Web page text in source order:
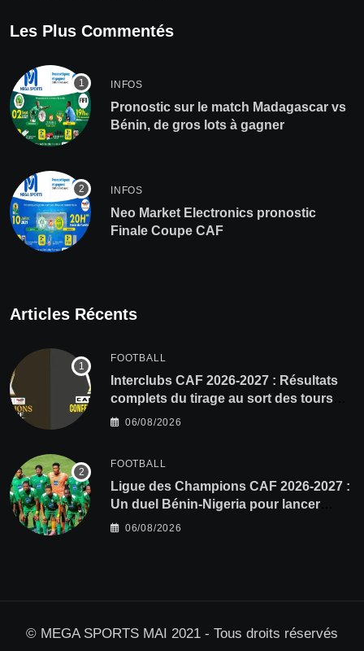
Les Plus Commentés
INFOS
Pronostic sur le match Madagascar vs
Bénin, de gros lots à gagner
INFOS
Neo Market Electronics pronostic
Finale Coupe CAF
Articles Récents
FOOTBALL
Interclubs CAF 2026-2027 : Résultats
complets du tirage au sort des tours
préliminaires
06/08/2026
FOOTBALL
Ligue des Champions CAF 2026-2027 :
Un duel Bénin-Nigeria pour lancer
l’aventure de Sobemap FC
06/08/2026
© MEGA SPORTS MAI 2021 - Tous droits réservés